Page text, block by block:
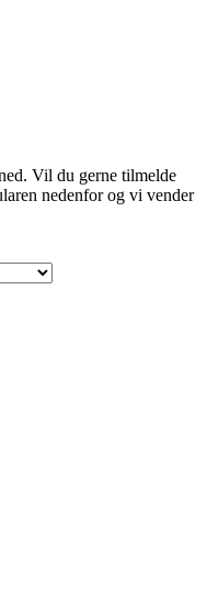
Vil du gerne tilmelde
nedenfor og vi vender